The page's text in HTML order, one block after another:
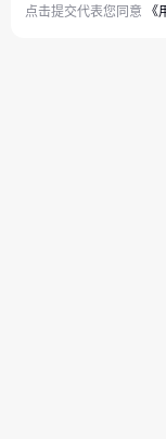
点击提交代表您同意 《